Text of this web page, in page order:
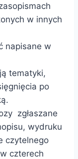
w innych
napisane w
tematyki,
po
zgłaszane
wydruku
czytelnego
czterech